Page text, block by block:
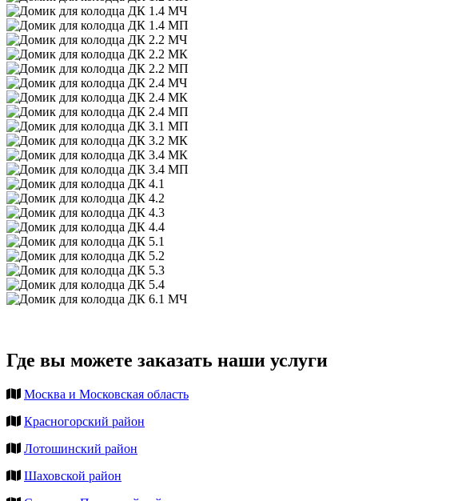
Где вы можете заказать наши услуги
Москва и Московская область
Красногорский район
Лотошинский район
Шаховской район